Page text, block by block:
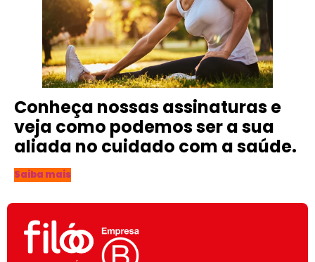
Conheça nossas assinaturas e
veja como podemos ser a sua
aliada no cuidado com a saúde.
Saiba mais